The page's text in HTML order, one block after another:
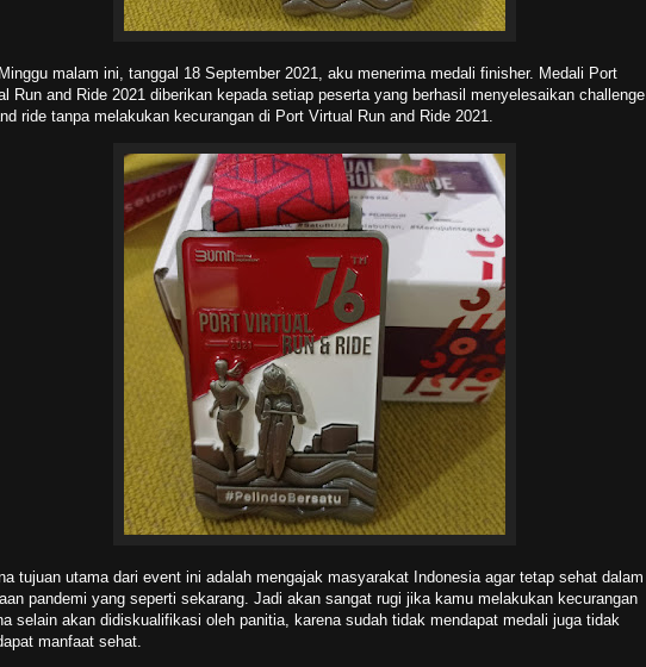
malam ini, tanggal 18 September 2021, aku menerima medali finisher. Medali Port
Run and Ride 2021 diberikan kepada setiap peserta yang berhasil menyelesaikan challenge
ride tanpa melakukan kecurangan di Port Virtual Run and Ride 2021.
tujuan utama dari event ini adalah mengajak masyarakat Indonesia agar tetap sehat dalam
pandemi yang seperti sekarang. Jadi akan sangat rugi jika kamu melakukan kecurangan
selain akan didiskualifikasi oleh panitia, karena sudah tidak mendapat medali juga tidak
manfaat sehat.